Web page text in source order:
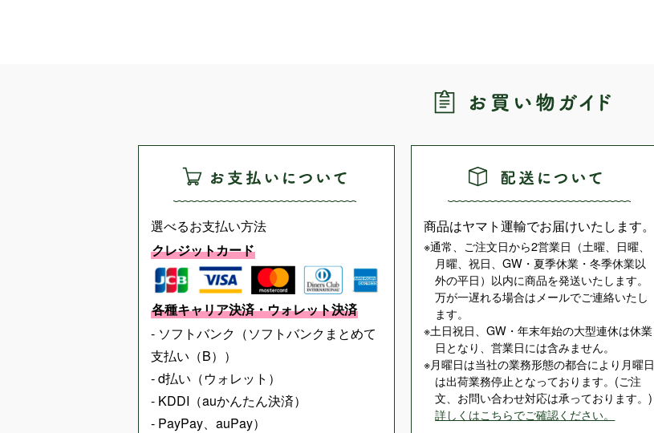
選べるお支払い方法
クレジットカード
各種キャリア決済・ウォレット決済
- ソフトバンク（ソフトバンクまとめて
支払い（B））
- d払い（ウォレット）
- KDDI（auかんたん決済）
- PayPay、auPay）
商品はヤマト運輸でお届けいたします。
通常、ご注文日から2営業日（土曜、日曜、
月曜、祝日、GW・夏季休業・冬季休業以
外の平日）以内に商品を発送いたします。
万が一遅れる場合はメールでご連絡いたし
ます。
土日祝日、GW・年末年始の大型連休は休業
日となり、営業日には含みません。
月曜日は当社の業務形態の都合により月曜日
は出荷業務停止となっております。(ご注
文、お問い合わせ対応は承っております。)
詳しくはこちらでご確認ください。